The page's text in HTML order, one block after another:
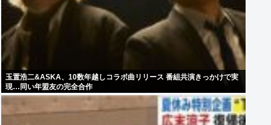
玉置浩二&ASKA、10数年越しコラボ曲リリース 番組共演きっかけで実
現…同い年盟友の完全合作